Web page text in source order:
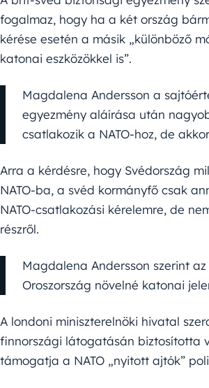
fogalmaz, hogy ha a két ország
kérése esetén a másik „különböző
katonai eszközökkel is”.
Magdalena Andersson a
egyezmény aláírása után
csatlakozik a NATO-hoz, de
Arra a kérdésre, hogy Svédország
NATO-ba, a svéd kormányfő csak
NATO-csatlakozási kérelemre, de
részről.
Magdalena Andersson szerint
Oroszország növelné katonai
A londoni miniszterelnöki hivatal
finnországi látogatásán biztosította
támogatja a NATO „nyitott ajtók”